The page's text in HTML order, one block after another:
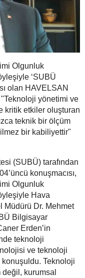
Olgunluk
‘SUBÜ
olan HAVELSAN
yönetimi ve
kritik etkiler oluşturan
teknik bir ölçüm
bir kabiliyettir"
(SUBÜ) tarafından
konuşmacısı,
Olgunluk
Hava
Müdürü Dr. Mehmet
Bilgisayar
Erden’in
teknoloji
ve teknoloji
konuşuldu. Teknoloji
kurumsal